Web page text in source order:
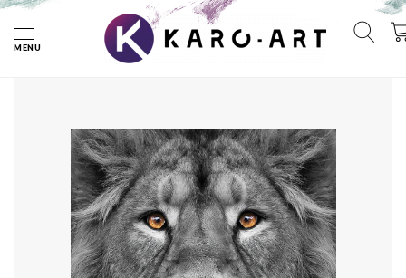
MENU
Foto Glas Art - Leeuw in close up, 80x80cm, prachtig voor in
woonkamer en slaapkamer, wanddecoratie zwart/wit